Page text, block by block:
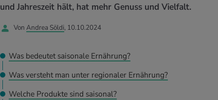
THEMEN IM BEREICH ERNÄHRUNG
THEMEN IM BEREICH BEWEGUNG
Kalorienverbrauch berechnen
THEMEN IM BEREICH ENTSPANNUNG
Glücklich sein
Wissen
THEMEN IM BEREICH MEDIZIN
THEMEN IM BEREICH SERVICES
Tools, Test & Quizze
und Jahreszeit hält, hat mehr Genuss und Vielfalt.
Von Andrea Söldi, 10.10.2024
Was bedeutet saisonale Ernährung?
Was versteht man unter regionaler Ernährung?
Welche Produkte sind saisonal?